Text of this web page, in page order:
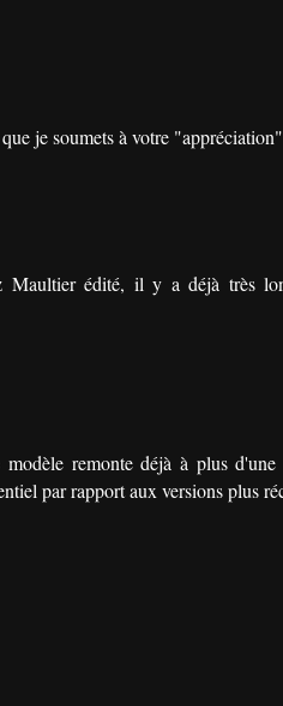
je soumets à votre
édité, il y a déjà très
remonte déjà à plus d'une
par rapport aux versions plus